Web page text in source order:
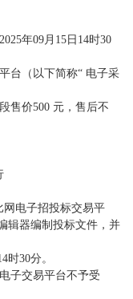
年09月15日14时30
台（以下简称“ 电子采
售价500 元，售后不
网电子招投标交易平
辑器编制投标文件，并
时30分。
子交易平台不予受